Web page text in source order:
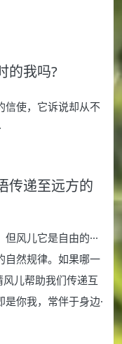
的我吗?
信使，它诉说却从不
传递至远方的
风儿它是自由的···
自然规律。如果哪一
风儿帮助我们传递互
你我，常伴于身边·